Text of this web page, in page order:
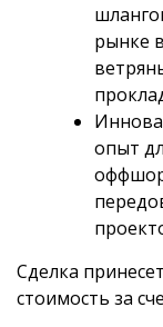
рынке
опыт
Сделка
стоимость за